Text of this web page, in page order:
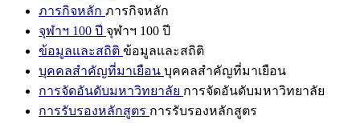
ภารกิจหลัก ภารกิจหลัก
จุฬาฯ 100 ปี จุฬาฯ 100 ปี
ข้อมูลและสถิติ ข้อมูลและสถิติ
บุคคลสำคัญที่มาเยือน บุคคลสำคัญที่มาเยือน
การจัดอันดับมหาวิทยาลัย การจัดอันดับมหาวิทยาลัย
การรับรองหลักสูตร การรับรองหลักสูตร